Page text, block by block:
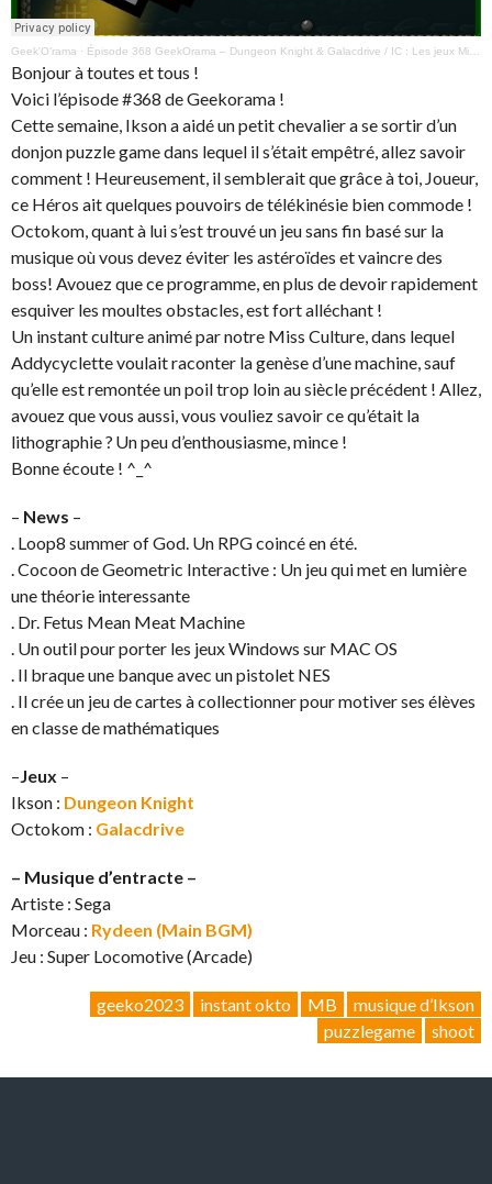
Geek'O'rama · Épisode 368 GeekOrama – Dungeon Knight & Galacdrive / IC : Les jeux Milton Bradley
Bonjour à toutes et tous !
Voici l’épisode #368 de Geekorama !
Cette semaine, Ikson a aidé un petit chevalier a se sortir d’un
donjon puzzle game dans lequel il s’était empêtré, allez savoir
comment ! Heureusement, il semblerait que grâce à toi, Joueur,
ce Héros ait quelques pouvoirs de télékinésie bien commode !
Octokom, quant à lui s’est trouvé un jeu sans fin basé sur la
musique où vous devez éviter les astéroïdes et vaincre des
boss! Avouez que ce programme, en plus de devoir rapidement
esquiver les moultes obstacles, est fort alléchant !
Un instant culture animé par notre Miss Culture, dans lequel
Addycyclette voulait raconter la genèse d’une machine, sauf
qu’elle est remontée un poil trop loin au siècle précédent ! Allez,
avouez que vous aussi, vous vouliez savoir ce qu’était la
lithographie ? Un peu d’enthousiasme, mince !
Bonne écoute ! ^_^
– News –
. Loop8 summer of God. Un RPG coincé en été.
. Cocoon de Geometric Interactive : Un jeu qui met en lumière
une théorie interessante
. Dr. Fetus Mean Meat Machine
. Un outil pour porter les jeux Windows sur MAC OS
. Il braque une banque avec un pistolet NES
. Il crée un jeu de cartes à collectionner pour motiver ses élèves
en classe de mathématiques
– Jeux –
Ikson : Dungeon Knight
Octokom : Galacdrive
– Musique d’entracte –
Artiste : Sega
Morceau : Rydeen (Main BGM)
Jeu : Super Locomotive (Arcade)
geeko2023 instant okto MB
musique d’Ikson
puzzlegame
shoot